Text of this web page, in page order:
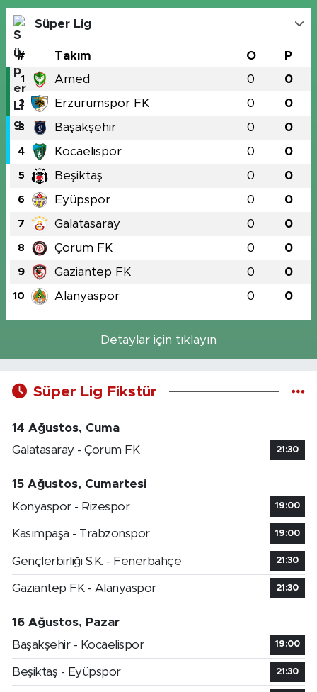
Süper Lig
# Takım O P
1 Amed 0 0
2 Erzurumspor FK 0 0
3 Başakşehir 0 0
4 Kocaelispor 0 0
5 Beşiktaş 0 0
6 Eyüpspor 0 0
7 Galatasaray 0 0
8 Çorum FK 0 0
9 Gaziantep FK 0 0
10 Alanyaspor 0 0
Detaylar için tıklayın
Süper Lig Fikstür
14 Ağustos, Cuma
Galatasaray - Çorum FK
21:30
15 Ağustos, Cumartesi
Konyaspor - Rizespor
19:00
Kasımpaşa - Trabzonspor 19:00
Gençlerbirliği S.K. - Fenerbahçe 21:30
Gaziantep FK - Alanyaspor 21:30
16 Ağustos, Pazar
Başakşehir - Kocaelispor
19:00
Beşiktaş - Eyüpspor 21:30